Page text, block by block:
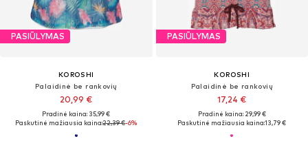
PASIŪLYMAS
KOROSHI
Palaidinė be rankovių
20,99 €
Pradinė kaina: 35,99 €
Paskutinė mažiausia kaina:22,39 €-6%
PASIŪLYMAS
KOROSHI
Palaidinė be rankovių
17,24 €
Pradinė kaina: 29,99 €
Paskutinė mažiausia kaina:13,79 €